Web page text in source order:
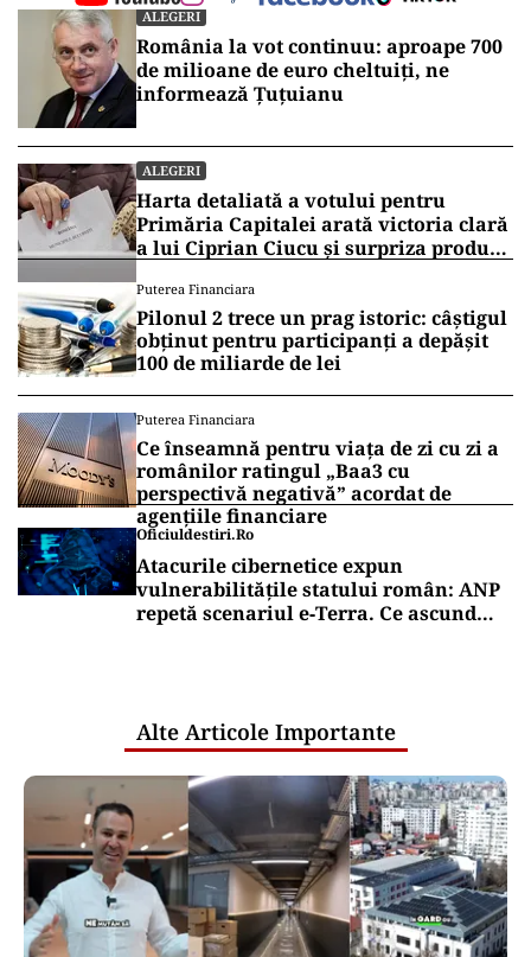
ALEGERI
România la vot continuu: aproape 700
de milioane de euro cheltuiți, ne
informează Țuțuianu
ALEGERI
Harta detaliată a votului pentru
Primăria Capitalei arată victoria clară
a lui Ciprian Ciucu și surpriza produsă
Puterea Financiara
Pilonul 2 trece un prag istoric: câștigul
obținut pentru participanți a depășit
100 de miliarde de lei
Puterea Financiara
Ce înseamnă pentru viața de zi cu zi a
românilor ratingul „Baa3 cu
perspectivă negativă” acordat de
agențiile financiare
Oficiuldestiri.ro
Atacurile cibernetice expun
vulnerabilitățile statului român: ANP
repetă scenariul e‑Terra. Ce ascund
Alte Articole Importante